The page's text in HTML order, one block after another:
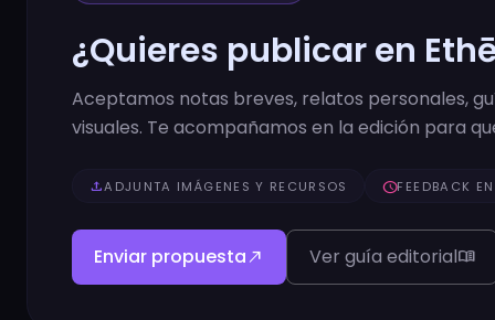
¿Quieres publicar en
Aceptamos notas breves, relatos personales,
visuales. Te acompañamos en la edición para
uploadADJUNTA IMÁGENES Y RECURSOS scheduleFEEDBACK
Enviar propuesta north_east Ver guía editorialmenu_book